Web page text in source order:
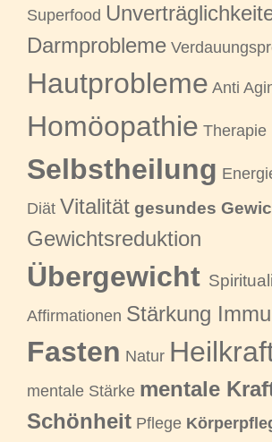
Superfood
Darmprobleme
Hautprobleme Anti
Homöopathie Therapie
Selbstheilung
Diät Vitalität gesundes
Gewichtsreduktion
Übergewicht
Affirmationen Stärkung
Fasten Natur
mentale Stärke mentale
Schönheit Pflege